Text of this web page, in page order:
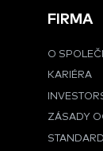
FIRMA
O
KARIÉRA
ZÁSADY